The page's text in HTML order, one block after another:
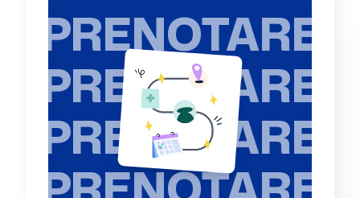
PRENOTARE
PRENOTARE
PRENOTARE